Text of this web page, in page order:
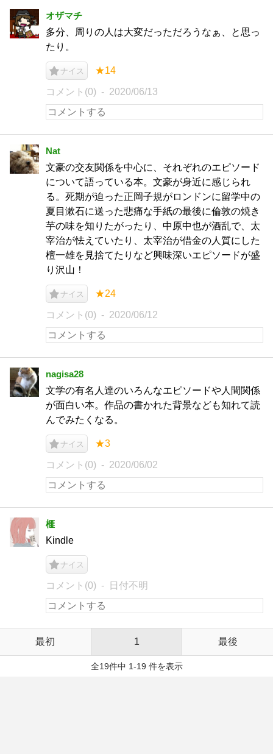
オザマチ
多分、周りの人は大変だっただろうなぁ、と思っ
たり。
ナイス ★14
コメント(0) 2020/06/13
Nat
文豪の交友関係を中心に、それぞれのエピソード
について語っている本。文豪が身近に感じられ
る。死期が迫った正岡子規がロンドンに留学中の
夏目漱石に送った悲痛な手紙の最後に倫敦の焼き
芋の味を知りたがったり、中原中也が酒乱で、太
宰治が怯えていたり、太宰治が借金の人質にした
檀一雄を見捨てたりなど興味深いエピソードが盛
り沢山！
ナイス ★24
コメント(0) 2020/06/12
nagisa28
文学の有名人達のいろんなエピソードや人間関係
が面白い本。作品の書かれた背景なども知れて読
んでみたくなる。
ナイス ★3
コメント(0) 2020/06/02
榧
Kindle
ナイス
コメント(0) 日付不明
最初 1 最後
全19件中 1-19 件を表示